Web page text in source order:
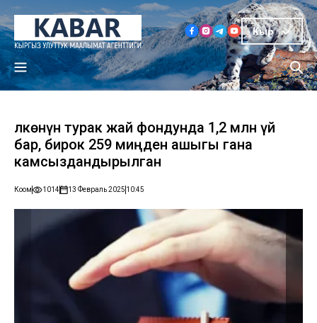
Кыр
Өлкөнүн турак жай фондунда 1,2 млн үй
бар, бирок 259 миңден ашыгы гана
камсыздандырылган
Коом 1014 13 Февраль 2025 10:45